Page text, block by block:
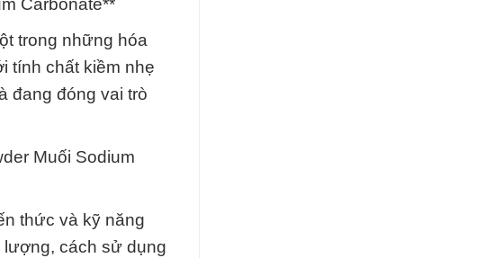
Carbonate**
trong những hóa
tính chất kiềm nhẹ
đang đóng vai trò
Muối Sodium
thức và kỹ năng
lượng, cách sử dụng